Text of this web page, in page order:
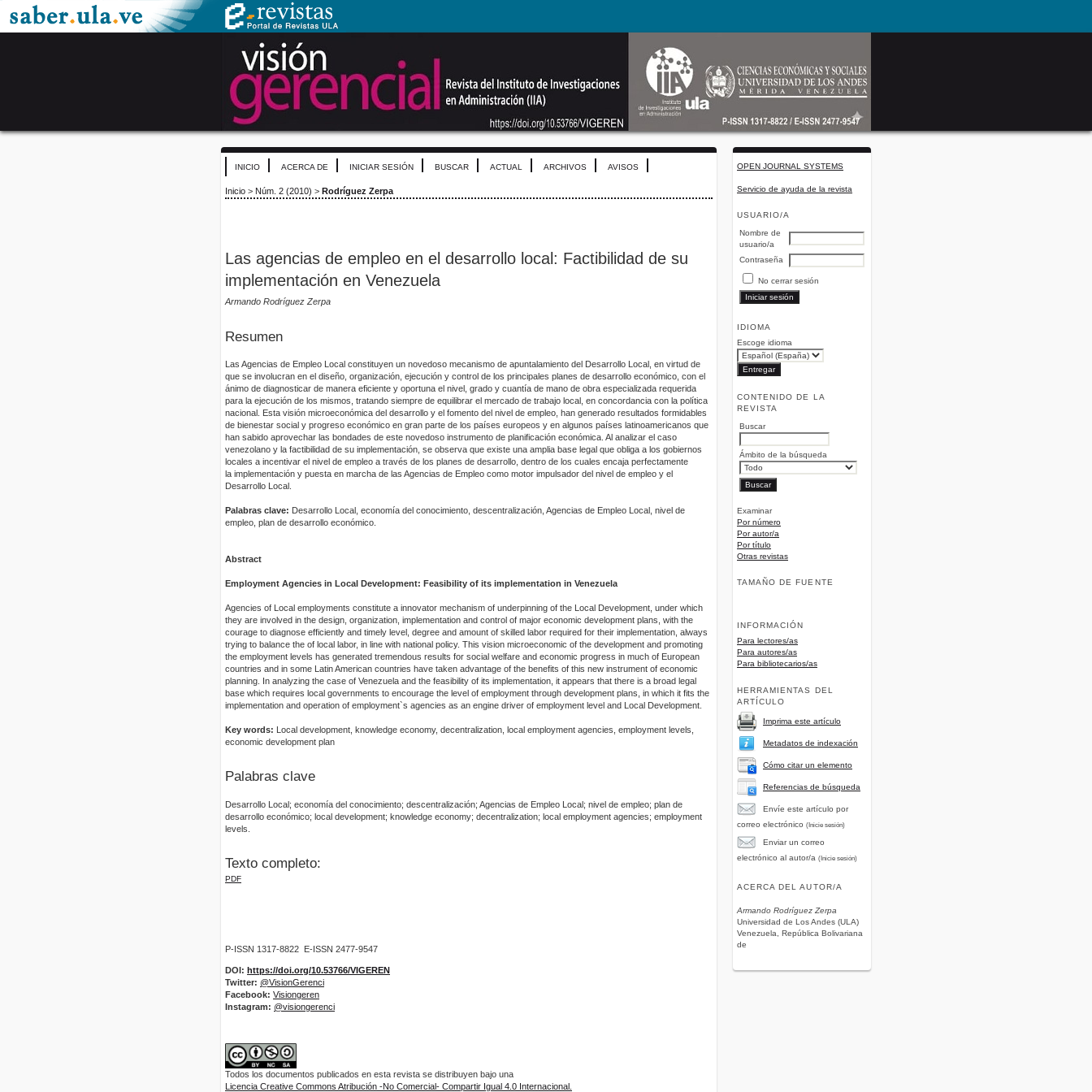
OPEN JOURNAL SYSTEMS
Servicio de ayuda de la revista
USUARIO/A
Nombre de
usuario/a
Contraseña
No cerrar sesión
IDIOMA
Escoge idioma
CONTENIDO DE LA
REVISTA
Buscar
Ámbito de la búsqueda
Examinar
Por número
Por autor/a
Por título
Otras revistas
TAMAÑO DE FUENTE
INFORMACIÓN
Para lectores/as
Para autores/as
Para bibliotecarios/as
HERRAMIENTAS DEL
ARTÍCULO
Imprima este artículo
Metadatos de indexación
Cómo citar un elemento
Referencias de búsqueda
Envíe este artículo por
correo electrónico (Inicie sesión)
Enviar un correo
electrónico al autor/a (Inicie sesión)
ACERCA DEL AUTOR/A
Armando Rodríguez Zerpa
Universidad de Los Andes (ULA)
Venezuela, República Bolivariana
de
INICIO ACERCA DE INICIAR SESIÓN BUSCAR ACTUAL ARCHIVOS AVISOS
Inicio > Núm. 2 (2010) > Rodríguez Zerpa
Las agencias de empleo en el desarrollo local: Factibilidad de su
implementación en Venezuela
Armando Rodríguez Zerpa
Resumen
Las Agencias de Empleo Local constituyen un novedoso mecanismo de apuntalamiento del Desarrollo Local, en virtud de
que se involucran en el diseño, organización, ejecución y control de los principales planes de desarrollo económico, con el
ánimo de diagnosticar de manera eficiente y oportuna el nivel, grado y cuantía de mano de obra especializada requerida
para la ejecución de los mismos, tratando siempre de equilibrar el mercado de trabajo local, en concordancia con la política
nacional. Esta visión microeconómica del desarrollo y el fomento del nivel de empleo, han generado resultados formidables
de bienestar social y progreso económico en gran parte de los países europeos y en algunos países latinoamericanos que
han sabido aprovechar las bondades de este novedoso instrumento de planificación económica. Al analizar el caso
venezolano y la factibilidad de su implementación, se observa que existe una amplia base legal que obliga a los gobiernos
locales a incentivar el nivel de empleo a través de los planes de desarrollo, dentro de los cuales encaja perfectamente
la implementación y puesta en marcha de las Agencias de Empleo como motor impulsador del nivel de empleo y el
Desarrollo Local.
Palabras clave: Desarrollo Local, economía del conocimiento, descentralización, Agencias de Empleo Local, nivel de
empleo, plan de desarrollo económico.
Abstract
Employment Agencies in Local Development: Feasibility of its implementation in Venezuela
Agencies of Local employments constitute a innovator mechanism of underpinning of the Local Development, under which
they are involved in the design, organization, implementation and control of major economic development plans, with the
courage to diagnose efficiently and timely level, degree and amount of skilled labor required for their implementation, always
trying to balance the of local labor, in line with national policy. This vision microeconomic of the development and promoting
the employment levels has generated tremendous results for social welfare and economic progress in much of European
countries and in some Latin American countries have taken advantage of the benefits of this new instrument of economic
planning. In analyzing the case of Venezuela and the feasibility of its implementation, it appears that there is a broad legal
base which requires local governments to encourage the level of employment through development plans, in which it fits the
implementation and operation of employment`s agencies as an engine driver of employment level and Local Development.
Key words: Local development, knowledge economy, decentralization, local employment agencies, employment levels,
economic development plan
Palabras clave
Desarrollo Local; economía del conocimiento; descentralización; Agencias de Empleo Local; nivel de empleo; plan de
desarrollo económico; local development; knowledge economy; decentralization; local employment agencies; employment
levels.
Texto completo:
PDF
P-ISSN 1317-8822 E-ISSN 2477-9547
DOI: https://doi.org/10.53766/VIGEREN
Twitter: @VisionGerenci
Facebook: Visiongeren
Instagram: @visiongerenci
Todos los documentos publicados en esta revista se distribuyen bajo una
Licencia Creative Commons Atribución -No Comercial- Compartir Igual 4.0 Internacional.